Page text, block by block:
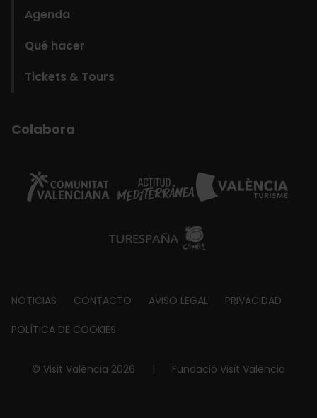
Agenda
Qué hacer
Tickets & Tours
Colabora
Footer
about
NOTICIAS CONTACTO AVISO LEGAL PRIVACIDAD
POLÍTICA DE COOKIES
© Visit València 2026 | Fundació Visit València